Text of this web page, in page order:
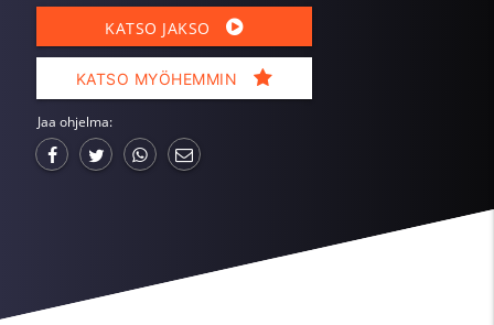
KATSO JAKSO
KATSO MYÖHEMMIN
Jaa ohjelma: